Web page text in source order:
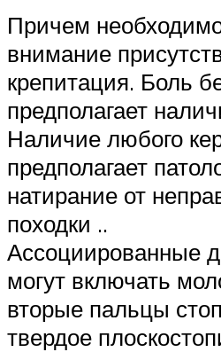
Причем
внимание
крепитация. Боль
предполагает
Наличие любого
предполагает
натирание от
походки ..
Ассоциированные
могут включать
вторые пальцы
твердое